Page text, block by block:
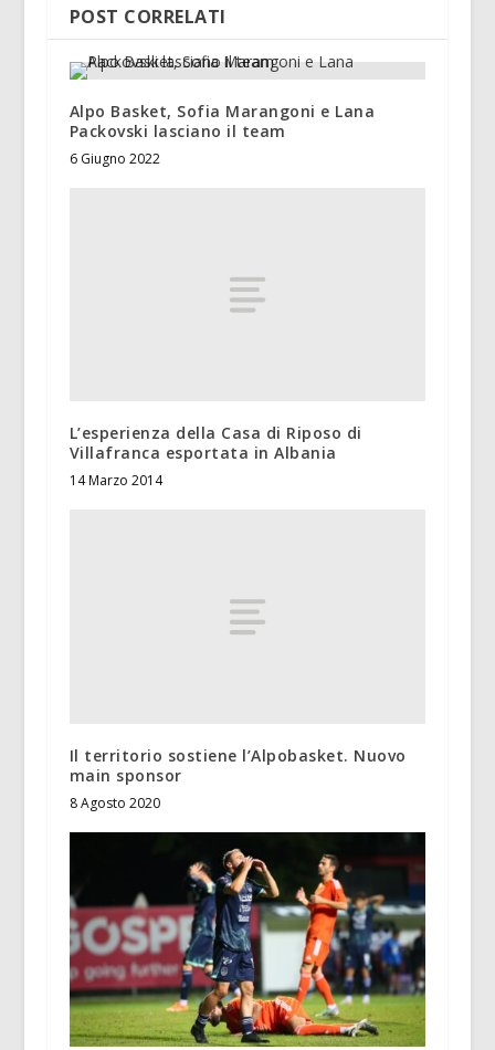
POST CORRELATI
Alpo Basket, Sofia Marangoni e Lana
Packovski lasciano il team
6 Giugno 2022
L’esperienza della Casa di Riposo di
Villafranca esportata in Albania
14 Marzo 2014
Il territorio sostiene l’Alpobasket. Nuovo
main sponsor
8 Agosto 2020